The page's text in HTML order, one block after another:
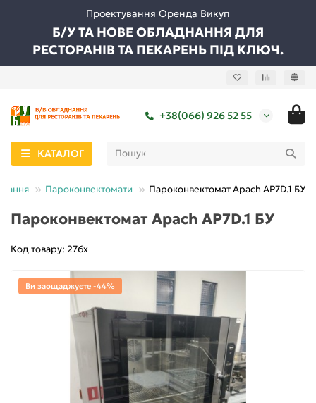
Проектування Оренда Викуп
Б/У ТА НОВЕ ОБЛАДНАННЯ ДЛЯ
РЕСТОРАНІВ ТА ПЕКАРЕНЬ ПІД КЛЮЧ.
+38(066) 926 52 55
КАТАЛОГ
Пароконвектомати Пароконвектомат Apach AP7D.1 БУ
Пароконвектомат Apach AP7D.1 БУ
Код товару: 276х
Ви заощаджуєте -44%